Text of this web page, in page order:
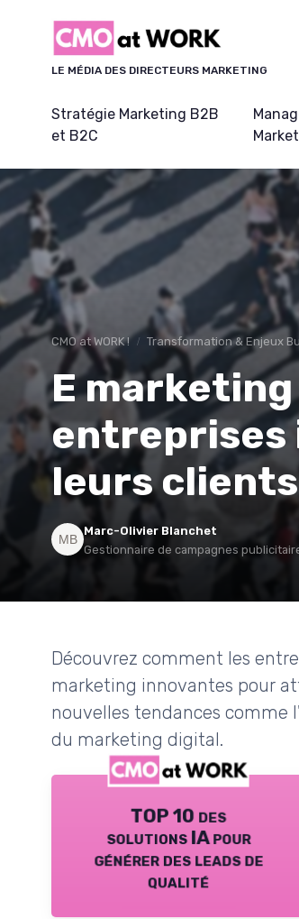
LE MÉDIA DES DIRECTEURS MARKETING
Stratégie Marketing B2B
et B2C
CMO at WORK ! Transformation & Enjeux
E
entreprises
leurs clients
Marc-Olivier Blanchet
Gestionnaire de campagnes
Découvrez comment les
marketing innovantes pour
nouvelles tendances comme
du marketing digital.
TOP 10 des
solutions IA pour
générer des leads de
qualité